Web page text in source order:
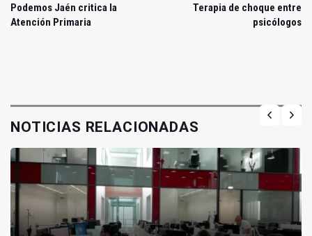
Podemos Jaén critica la
Atención Primaria
Terapia de choque entre
psicólogos
NOTICIAS RELACIONADAS